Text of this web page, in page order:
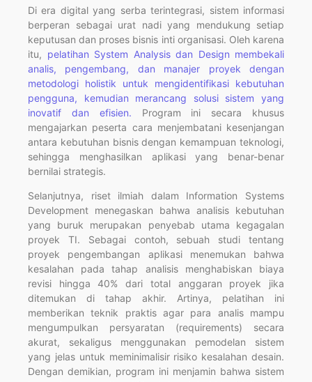
Di era digital yang serba terintegrasi, sistem informasi
berperan sebagai urat nadi yang mendukung setiap
keputusan dan proses bisnis inti organisasi. Oleh karena
itu, pelatihan System Analysis dan Design membekali
analis, pengembang, dan manajer proyek dengan
metodologi holistik untuk mengidentifikasi kebutuhan
pengguna, kemudian merancang solusi sistem yang
inovatif dan efisien. Program ini secara khusus
mengajarkan peserta cara menjembatani kesenjangan
antara kebutuhan bisnis dengan kemampuan teknologi,
sehingga menghasilkan aplikasi yang benar-benar
bernilai strategis.
Selanjutnya, riset ilmiah dalam Information Systems
Development menegaskan bahwa analisis kebutuhan
yang buruk merupakan penyebab utama kegagalan
proyek TI. Sebagai contoh, sebuah studi tentang
proyek pengembangan aplikasi menemukan bahwa
kesalahan pada tahap analisis menghabiskan biaya
revisi hingga 40% dari total anggaran proyek jika
ditemukan di tahap akhir. Artinya, pelatihan ini
memberikan teknik praktis agar para analis mampu
mengumpulkan persyaratan (requirements) secara
akurat, sekaligus menggunakan pemodelan sistem
yang jelas untuk meminimalisir risiko kesalahan desain.
Dengan demikian, program ini menjamin bahwa sistem